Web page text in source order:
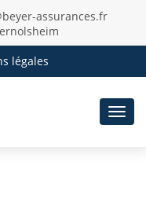
assurances.fr
légales